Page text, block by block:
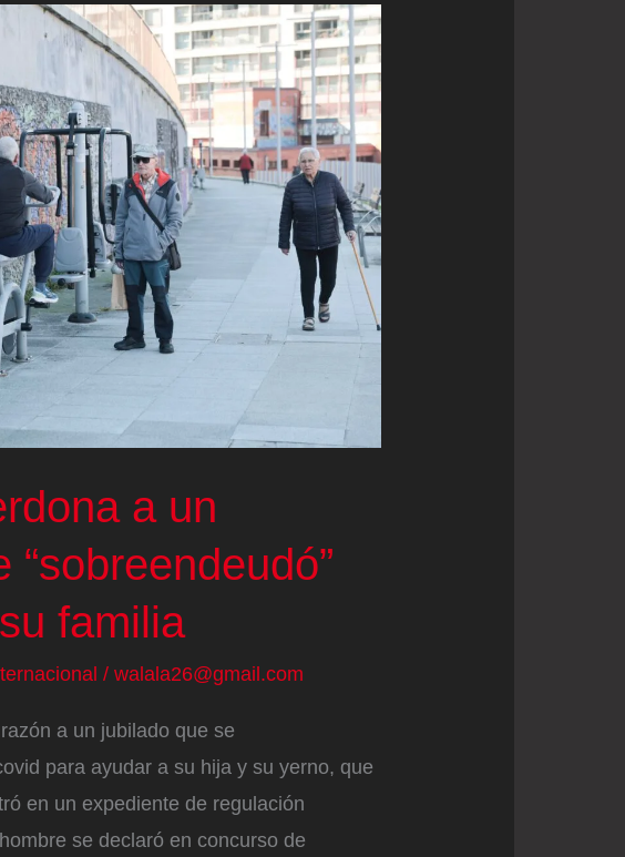
a un
familia
/ walala26@gmail.com
a un jubilado que se
para ayudar a su hija y su yerno, que
en un expediente de regulación
se declaró en concurso de